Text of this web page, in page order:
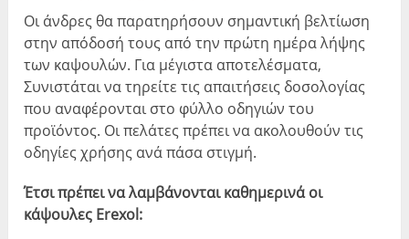
Οι άνδρες θα παρατηρήσουν σημαντική βελτίωση
στην απόδοσή τους από την πρώτη ημέρα λήψης
των καψουλών. Για μέγιστα αποτελέσματα,
Συνιστάται να τηρείτε τις απαιτήσεις δοσολογίας
που αναφέρονται στο φύλλο οδηγιών του
προϊόντος. Οι πελάτες πρέπει να ακολουθούν τις
οδηγίες χρήσης ανά πάσα στιγμή.
Έτσι πρέπει να λαμβάνονται καθημερινά οι
κάψουλες Erexol: